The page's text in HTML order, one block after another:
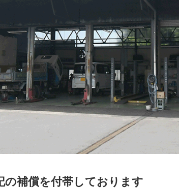
の補償を付帯しております